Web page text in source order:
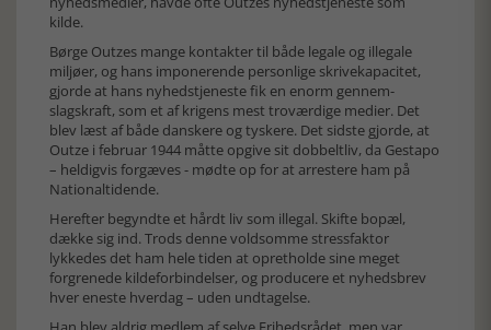
kilde.
Børge Outzes mange kontakter til både legale og illegale
miljøer, og hans imponerende personlige skrivekapacitet,
gjorde at hans nyhedstjeneste fik en enorm gennem­
slagskraft, som et af krigens mest troværdige medier. Det
blev læst af både danskere og tyskere. Det sidste gjorde, at
Outze i februar 1944 måtte opgive sit dobbeltliv, da Gestapo
– heldigvis forgæves - mødte op for at arrestere ham på
Nationaltidende.
Herefter begyndte et hårdt liv som illegal. Skifte bopæl,
dække sig ind. Trods denne voldsomme stressfaktor
lykkedes det ham hele tiden at opretholde sine meget
forgrenede kildeforbindelser, og producere et nyhedsbrev
hver eneste hverdag – uden undtagelse.